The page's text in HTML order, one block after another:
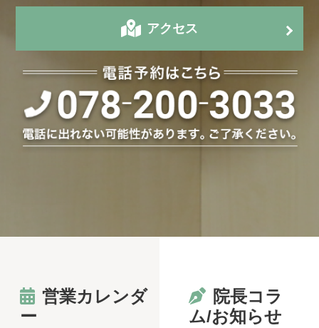
アクセス
営業カレンダ
ー
院長コラ
ム/お知らせ